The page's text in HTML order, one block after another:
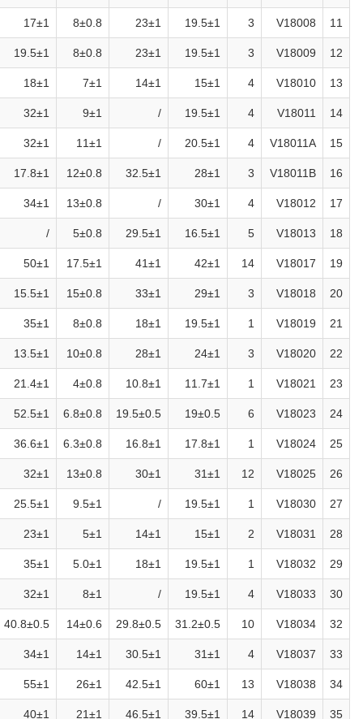
11
V18008
3
19.5±1
23±1
8±0.8
17±1
12
V18009
3
19.5±1
23±1
8±0.8
19.5±1
13
V18010
4
15±1
14±1
7±1
18±1
14
V18011
4
19.5±1
/
9±1
32±1
15
V18011A
4
20.5±1
/
11±1
32±1
16
V18011B
3
28±1
32.5±1
12±0.8
17.8±1
17
V18012
4
30±1
/
13±0.8
34±1
18
V18013
5
16.5±1
29.5±1
5±0.8
/
19
V18017
14
42±1
41±1
17.5±1
50±1
20
V18018
3
29±1
33±1
15±0.8
15.5±1
21
V18019
1
19.5±1
18±1
8±0.8
35±1
22
V18020
3
24±1
28±1
10±0.8
13.5±1
23
V18021
1
11.7±1
10.8±1
4±0.8
21.4±1
24
V18023
6
19±0.5
19.5±0.5
6.8±0.8
52.5±1
25
V18024
1
17.8±1
16.8±1
6.3±0.8
36.6±1
26
V18025
12
31±1
30±1
13±0.8
32±1
27
V18030
1
19.5±1
/
9.5±1
25.5±1
28
V18031
2
15±1
14±1
5±1
23±1
29
V18032
1
19.5±1
18±1
5.0±1
35±1
30
V18033
4
19.5±1
/
8±1
32±1
32
V18034
10
31.2±0.5
29.8±0.5
14±0.6
40.8±0.5
33
V18037
4
31±1
30.5±1
14±1
34±1
34
V18038
13
60±1
42.5±1
26±1
55±1
35
V18039
14
39.5±1
46.5±1
21±1
40±1